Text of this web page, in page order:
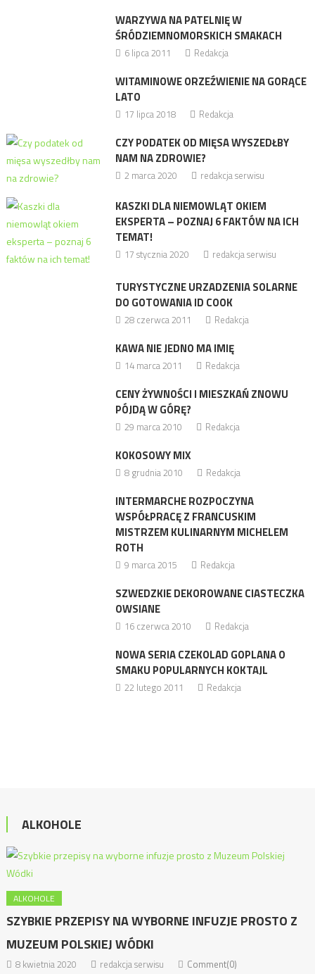
WARZYWA NA PATELNIĘ W
ŚRÓDZIEMNOMORSKICH SMAKACH
6 lipca 2011 Redakcja
WITAMINOWE ORZEŹWIENIE NA GORĄCE
LATO
17 lipca 2018 Redakcja
CZY PODATEK OD MIĘSA WYSZEDŁBY
NAM NA ZDROWIE?
2 marca 2020 redakcja serwisu
KASZKI DLA NIEMOWLĄT OKIEM
EKSPERTA – POZNAJ 6 FAKTÓW NA ICH
TEMAT!
17 stycznia 2020 redakcja serwisu
TURYSTYCZNE URZADZENIA SOLARNE
DO GOTOWANIA ID COOK
28 czerwca 2011 Redakcja
KAWA NIE JEDNO MA IMIĘ
14 marca 2011 Redakcja
CENY ŻYWNOŚCI I MIESZKAŃ ZNOWU
PÓJDĄ W GÓRĘ?
29 marca 2010 Redakcja
KOKOSOWY MIX
8 grudnia 2010 Redakcja
INTERMARCHE ROZPOCZYNA
WSPÓŁPRACĘ Z FRANCUSKIM
MISTRZEM KULINARNYM MICHELEM
ROTH
9 marca 2015 Redakcja
SZWEDZKIE DEKOROWANE CIASTECZKA
OWSIANE
16 czerwca 2010 Redakcja
NOWA SERIA CZEKOLAD GOPLANA O
SMAKU POPULARNYCH KOKTAJL
22 lutego 2011 Redakcja
ALKOHOLE
ALKOHOLE
SZYBKIE PRZEPISY NA WYBORNE INFUZJE PROSTO Z
MUZEUM POLSKIEJ WÓDKI
8 kwietnia 2020 redakcja serwisu Comment(0)